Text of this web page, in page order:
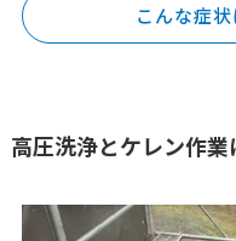
こんな症
高圧洗浄とケレン作